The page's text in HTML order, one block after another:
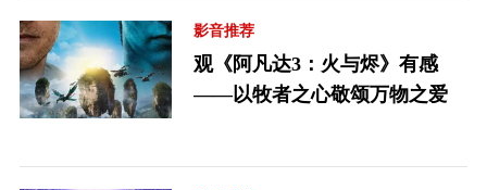
影音推荐
观《阿凡达3：火与烬》有感
——以牧者之心敬颂万物之爱